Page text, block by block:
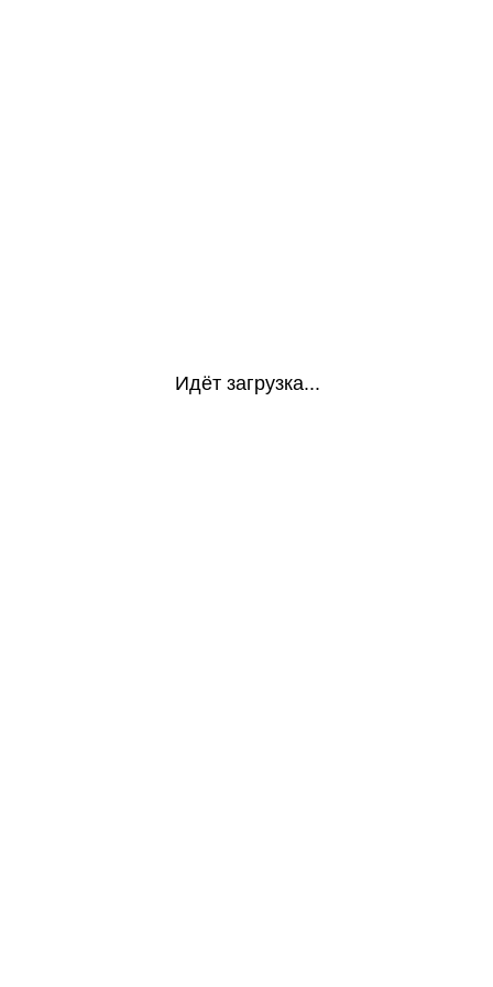
Идёт загрузка...